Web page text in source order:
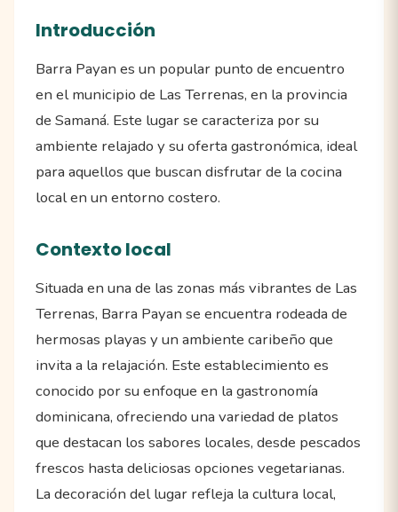
Introducción
Barra Payan es un popular punto de encuentro
en el municipio de Las Terrenas, en la provincia
de Samaná. Este lugar se caracteriza por su
ambiente relajado y su oferta gastronómica, ideal
para aquellos que buscan disfrutar de la cocina
local en un entorno costero.
Contexto local
Situada en una de las zonas más vibrantes de Las
Terrenas, Barra Payan se encuentra rodeada de
hermosas playas y un ambiente caribeño que
invita a la relajación. Este establecimiento es
conocido por su enfoque en la gastronomía
dominicana, ofreciendo una variedad de platos
que destacan los sabores locales, desde pescados
frescos hasta deliciosas opciones vegetarianas.
La decoración del lugar refleja la cultura local,